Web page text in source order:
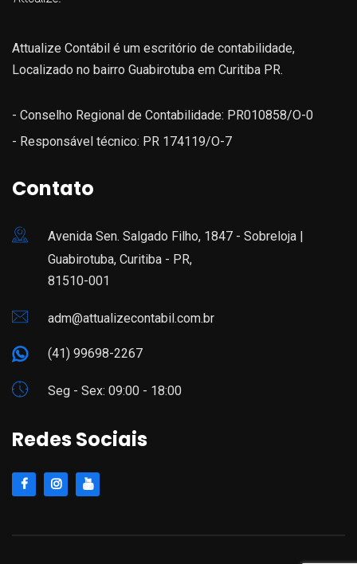
Attualize Contábil é um escritório de contabilidade,
Localizado no bairro Guabirotuba em Curitiba PR.
- Conselho Regional de Contabilidade: PR010858/O-0
- Responsável técnico: PR 174119/O-7
Contato
Avenida Sen. Salgado Filho, 1847 - Sobreloja |
Guabirotuba, Curitiba - PR,
81510-001
adm@attualizecontabil.com.br
(41) 99698-2267
Seg - Sex: 09:00 - 18:00
Redes Sociais